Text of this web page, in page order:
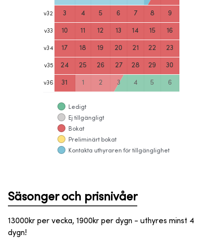
v32 3 4 5 6 7 8 9
v33 10 11 12 13 14 15 16
v34 17 18 19 20 21 22 23
v35 24 25 26 27 28 29 30
v36 31 1 2 3 4 5 6
Ledigt
Ej tillgängligt
Bokat
Preliminärt bokat
Kontakta uthyraren för tillgänglighet
Säsonger och prisnivåer
13000kr per vecka, 1900kr per dygn - uthyres minst 4
dygn!